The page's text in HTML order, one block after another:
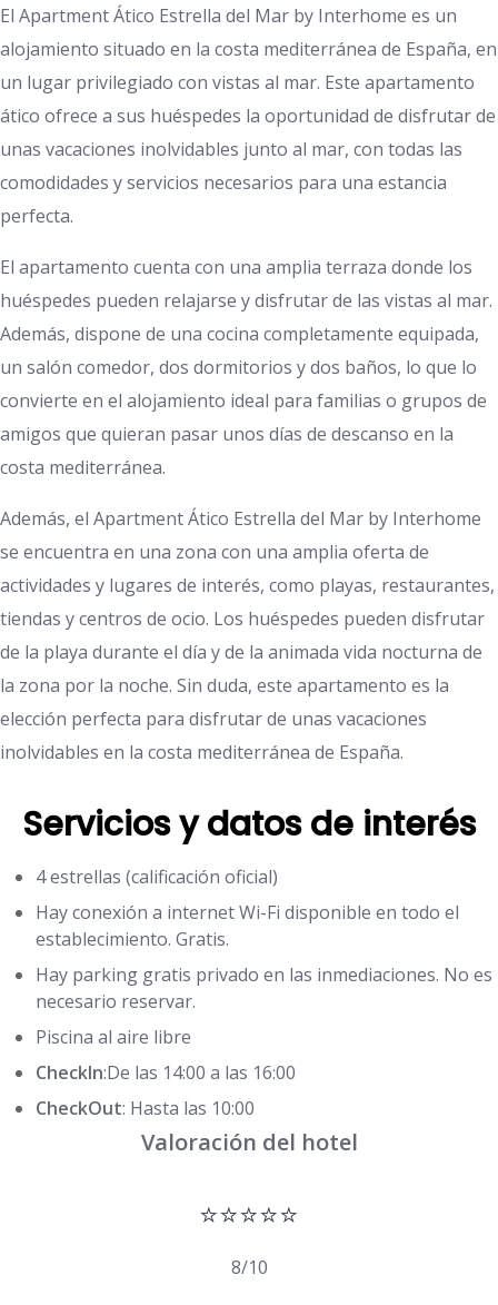
El Apartment Ático Estrella del Mar by Interhome es un
alojamiento situado en la costa mediterránea de España, en
un lugar privilegiado con vistas al mar. Este apartamento
ático ofrece a sus huéspedes la oportunidad de disfrutar de
unas vacaciones inolvidables junto al mar, con todas las
comodidades y servicios necesarios para una estancia
perfecta.
El apartamento cuenta con una amplia terraza donde los
huéspedes pueden relajarse y disfrutar de las vistas al mar.
Además, dispone de una cocina completamente equipada,
un salón comedor, dos dormitorios y dos baños, lo que lo
convierte en el alojamiento ideal para familias o grupos de
amigos que quieran pasar unos días de descanso en la
costa mediterránea.
Además, el Apartment Ático Estrella del Mar by Interhome
se encuentra en una zona con una amplia oferta de
actividades y lugares de interés, como playas, restaurantes,
tiendas y centros de ocio. Los huéspedes pueden disfrutar
de la playa durante el día y de la animada vida nocturna de
la zona por la noche. Sin duda, este apartamento es la
elección perfecta para disfrutar de unas vacaciones
inolvidables en la costa mediterránea de España.
Servicios y datos de interés
4 estrellas (calificación oficial)
Hay conexión a internet Wi-Fi disponible en todo el
establecimiento. Gratis.
Hay parking gratis privado en las inmediaciones. No es
necesario reservar.
Piscina al aire libre
CheckIn:De las 14:00 a las 16:00
CheckOut: Hasta las 10:00
Valoración del hotel
⭐⭐⭐⭐⭐
8/10